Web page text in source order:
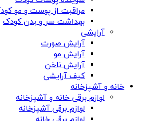
مراقبت از پوست و مو
بهداشت سر و بدن کودک
آرایشی
آرایش صورت
آرایش مو
آرایش ناخن
کیف آرایشی
خانه و آشپزخانه
لوازم برقی خانه و آشپزخانه
لوازم برقی آشپزخانه